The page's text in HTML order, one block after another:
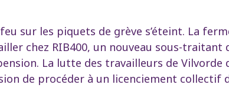
sur les piquets de grève s’éteint. La
chez RIB400, un nouveau sous-traitant
La lutte des travailleurs de Vilvorde
de procéder à un licenciement collectif